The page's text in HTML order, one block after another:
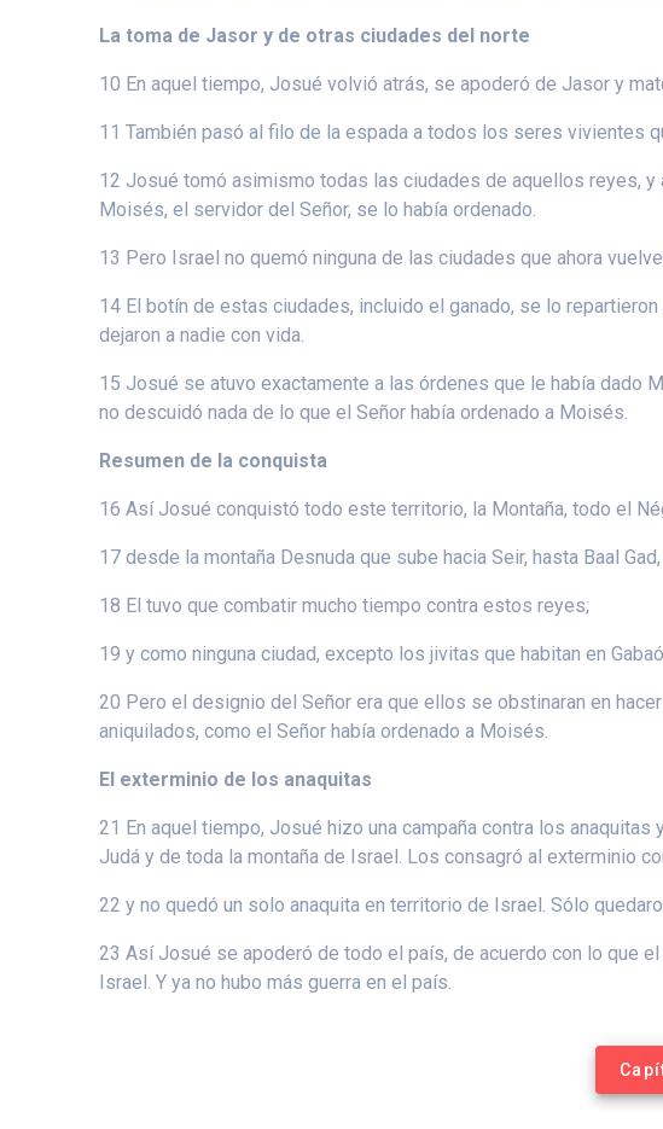
La toma de Jasor y de otras ciudades del norte
10 En aquel tiempo, Josué volvió atrás, se apoderó de Jasor y
11 También pasó al filo de la espada a todos los seres vivientes
12 Josué tomó asimismo todas las ciudades de aquellos reyes,
Moisés, el servidor del Señor, se lo había ordenado.
13 Pero Israel no quemó ninguna de las ciudades que ahora
14 El botín de estas ciudades, incluido el ganado, se lo
dejaron a nadie con vida.
15 Josué se atuvo exactamente a las órdenes que le había dado
no descuidó nada de lo que el Señor había ordenado a Moisés.
Resumen de la conquista
16 Así Josué conquistó todo este territorio, la Montaña, todo el
17 desde la montaña Desnuda que sube hacia Seir, hasta Baal
18 El tuvo que combatir mucho tiempo contra estos reyes;
19 y como ninguna ciudad, excepto los jivitas que habitan en
20 Pero el designio del Señor era que ellos se obstinaran en
aniquilados, como el Señor había ordenado a Moisés.
El exterminio de los anaquitas
21 En aquel tiempo, Josué hizo una campaña contra los
Judá y de toda la montaña de Israel. Los consagró al exterminio
22 y no quedó un solo anaquita en territorio de Israel. Sólo
23 Así Josué se apoderó de todo el país, de acuerdo con lo que
Israel. Y ya no hubo más guerra en el país.